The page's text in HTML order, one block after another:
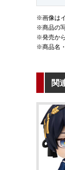
※画像は
※商品の
※発売か
※商品名
関